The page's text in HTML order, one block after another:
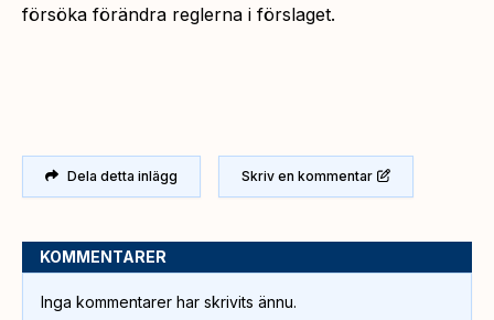
försöka förändra reglerna i förslaget.
Dela detta inlägg Skriv en kommentar
KOMMENTARER
Inga kommentarer har skrivits ännu.